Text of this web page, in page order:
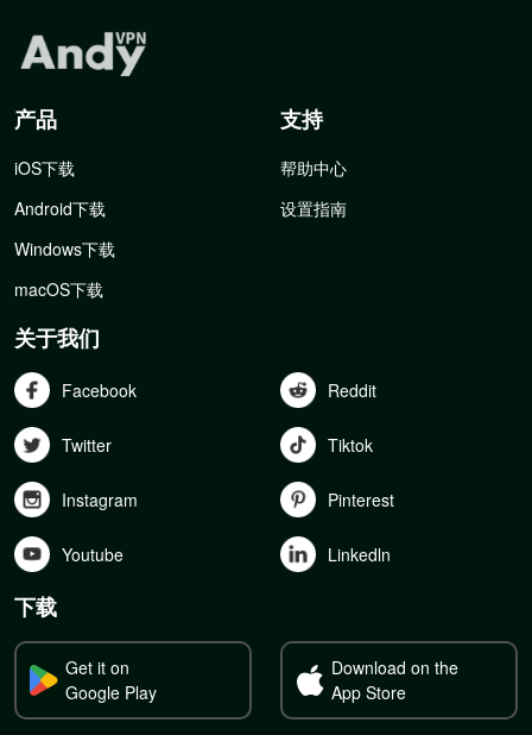
产品
iOS下载
Android下载
Windows下载
macOS下载
支持
帮助中心
设置指南
关于我们
Facebook Reddit
Twitter Tiktok
Instagram Pinterest
Youtube Linkedln
下载
Get it on
Google Play
Download on the
App Store